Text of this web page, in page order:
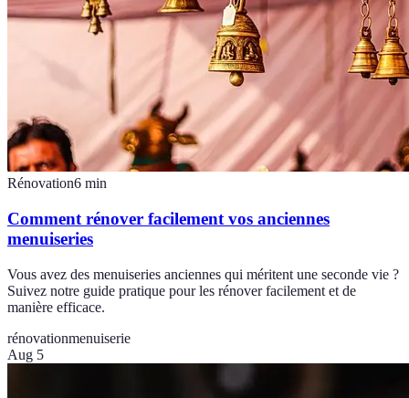
Rénovation6 min
Comment rénover facilement vos anciennes
menuiseries
Vous avez des menuiseries anciennes qui méritent une seconde vie ?
Suivez notre guide pratique pour les rénover facilement et de
manière efficace.
rénovationmenuiserie
Aug 5